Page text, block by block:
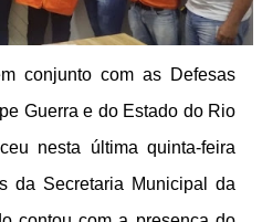
conjunto com as Defesas
Guerra e do Estado do Rio
nesta última quinta-feira
da Secretaria Municipal da